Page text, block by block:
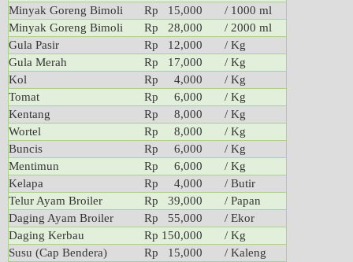
Minyak Goreng Bimoli
Rp 15,000
/ 1000 ml
Minyak Goreng Bimoli
Rp 28,000
/ 2000 ml
Gula Pasir
Rp 12,000
/ Kg
Gula Merah
Rp 17,000
/ Kg
Kol
Rp 4,000
/ Kg
Tomat
Rp 6,000
/ Kg
Kentang
Rp 8,000
/ Kg
Wortel
Rp 8,000
/ Kg
Buncis
Rp 6,000
/ Kg
Mentimun
Rp 6,000
/ Kg
Kelapa
Rp 4,000
/ Butir
Telur Ayam Broiler
Rp 39,000
/ Papan
Daging Ayam Broiler
Rp 55,000
/ Ekor
Daging Kerbau
Rp 150,000
/ Kg
Susu (Cap Bendera)
Rp 15,000 / Kaleng